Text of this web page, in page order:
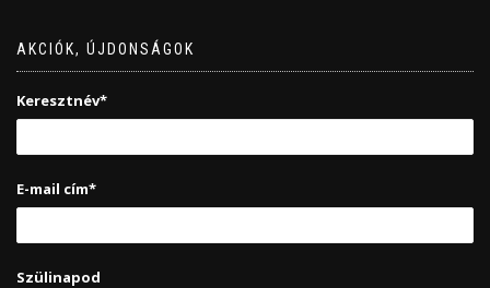
AKCIÓK, ÚJDONSÁGOK
Keresztnév*
E-mail cím*
Szülinapod